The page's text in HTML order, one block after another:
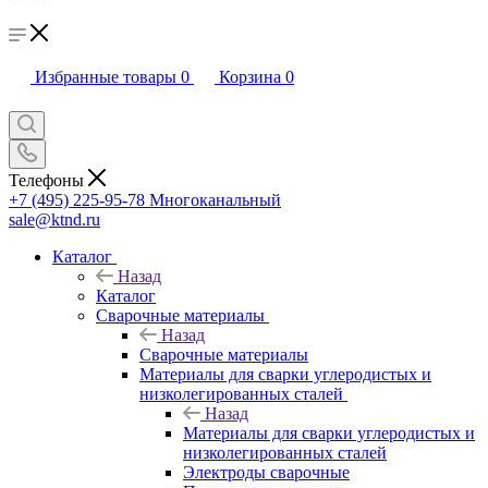
Избранные товары 0 Корзина 0
Телефоны
+7 (495) 225-95-78 Многоканальный
sale@ktnd.ru
Каталог
Назад
Каталог
Сварочные материалы
Назад
Сварочные материалы
Материалы для сварки углеродистых и
низколегированных сталей
Назад
Материалы для сварки углеродистых и
низколегированных сталей
Электроды сварочные